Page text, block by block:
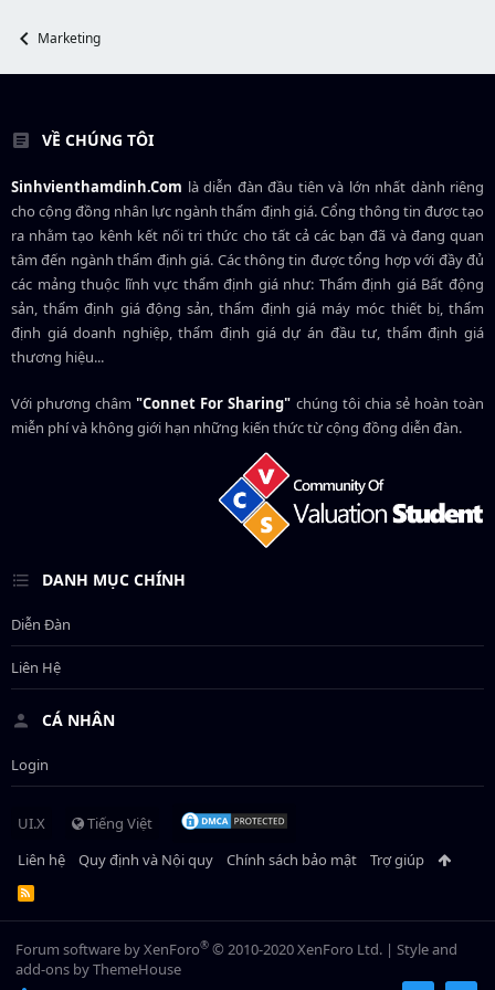
Marketing
VỀ CHÚNG TÔI
Sinhvienthamdinh.Com là diễn đàn đầu tiên và lớn nhất dành riêng
cho cộng đồng nhân lực ngànhthẩm định giá. Cổng thông tin được tạo
ra nhằm tạo kênh kết nối tri thức cho tất cả các bạn đã và đang quan
tâm đến ngành thẩm định giá. Các thông tin được tổng hợp với đầy đủ
các mảng thuộc lĩnh vực thẩm định giá như: Thẩm định giá Bất động
sản, thẩm định giá động sản, thẩm định giá máy móc thiết bị, thẩm
định giá doanh nghiệp, thẩm định giá dự án đầu tư, thẩm định giá
thương hiệu...
Với phương châm"Connet For Sharing" chúng tôi chia sẻ hoàn toàn
miễn phí và không giới hạn những kiến thức từ cộng đồng diễn đàn.
DANH MỤC CHÍNH
Diễn Đàn
Liên Hệ
CÁ NHÂN
Login
UI.X
Tiếng Việt
Liên hệ
Quy định và Nội quy Chính sách bảo mật Trợ giúp
R
S
Forum software by XenForo® © 2010-2020 XenForo Ltd. | Style and
add-ons by ThemeHouse